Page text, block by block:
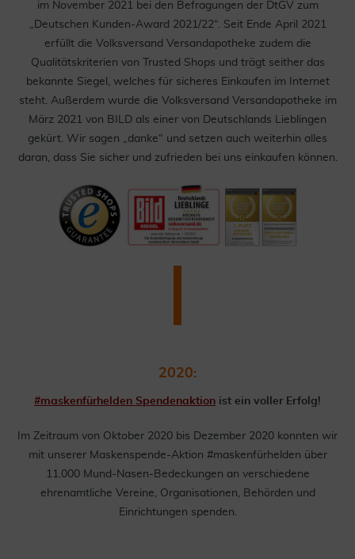
im November 2021 bei den Befragungen der DtGV zum
„Deutschen Kunden-Award 2021/22“. Seit Ende April 2021
erfüllt die Volksversand Versandapotheke zudem die
Qualitätskriterien von Trusted Shops und trägt seither das
bekannte Siegel, welches für sicheres Einkaufen im Internet
steht. Außerdem wurde die Volksversand Versandapotheke im
März 2021 von BILD als einer von Deutschlands Lieblingen
gekürt. Wir sagen „danke“ und setzen auch weiterhin alles
daran, dass Sie sicher und zufrieden bei uns einkaufen können.
2020:
#maskenfürhelden Spendenaktion ist ein voller Erfolg!
Im Zeitraum von Oktober 2020 bis Dezember 2020 konnten wir
mit unserer Maskenspende-Aktion #maskenfürhelden über
11.000 Mund-Nasen-Bedeckungen an verschiedene
ehrenamtliche Vereine, Organisationen, Behörden und
Einrichtungen spenden.